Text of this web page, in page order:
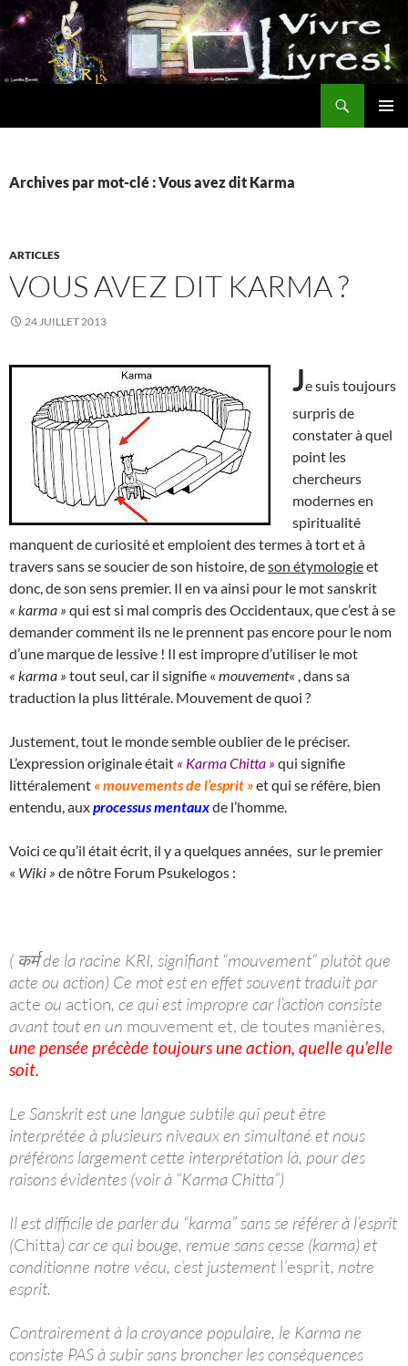
Aller
au
contenu
Archives par mot-clé : Vous avez dit Karma
ARTICLES
VOUS AVEZ DIT KARMA ?
24 JUILLET 2013
Je suis toujours
surpris de
constater à quel
point les
chercheurs
modernes en
spiritualité
manquent de curiosité et emploient des termes à tort et à
travers sans se soucier de son histoire, deson étymologieet
donc, de son sens premier. Il en va ainsi pour le mot sanskrit
« karma » qui est si mal compris des Occidentaux, que c’est à se
demander comment ils ne le prennent pas encore pour le nom
d’une marque de lessive ! Il est impropre d’utiliser le mot
« karma » tout seul, car il signifie « mouvement« , dans sa
traduction la plus littérale. Mouvement de quoi ?
Justement, tout le monde semble oublier de le préciser.
L’expression originale était « Karma Chitta » qui signifie
littéralement « mouvements de l’esprit »et qui se réfère, bien
entendu, auxprocessus mentauxde l’homme.
Voici ce qu’il était écrit, il y a quelques années, sur le premier
« Wiki » de nôtre Forum Psukelogos :
( कर्म de la racine KRI, signifiant “mouvement” plutôt que
acte ou action) Ce mot est en effet souvent traduit par
acte ou action, ce qui est impropre car l’action consiste
avant tout en un mouvement et, de toutes manières,
une pensée précède toujours une action, quelle qu’elle
soit.
Le Sanskrit est une langue subtile qui peut être
interprétée à plusieurs niveaux en simultané et nous
préférons largement cette interprétation là, pour des
raisons évidentes (voir à “Karma Chitta”)
Il est difficile de parler du “karma” sans se référer à l’esprit
(Chitta) car ce qui bouge, remue sans cesse (karma) et
conditionne notre vécu, c’est justement l’esprit, notre
esprit.
Contrairement à la croyance populaire, le Karma ne
consiste PAS à subir sans broncher les conséquences